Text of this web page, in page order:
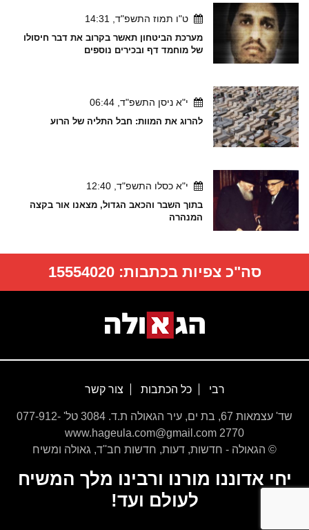
ט"ו תמוז התשפ"ד, 14:31
מערכת הביטחון תאשר בקרוב את דבר חיסולו
של מוחמד דף ובכירים נוספים
י"א ניסן התשפ"ד, 06:44
להרוג את המוות: חבל התליה של הרוע
י"א כסלו התשפ"ד, 12:40
בתוך השבר והכאב הגדול, מצאנו אור בקצה
המנהרה
סה"כ צפיות בכתבות:15554020
רבי כל הכתבות צור קשר
שד' עצמאות 67, בת ים, עיר הגאולה ת.ד. 3084 טל' 077-912-
2770 www.hageula.com@gmail.com
© הגאולה - חדשות, דעות, חדשות חב''ד, גאולה ומשיח
יחי אדוננו מורנו ורבינו מלך המשיח
לעולם ועד!